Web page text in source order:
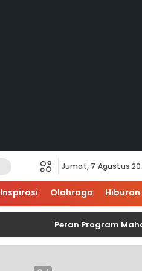
Jumat, 7 Agustus
Inspirasi Olahraga Hiburan
Peran Program